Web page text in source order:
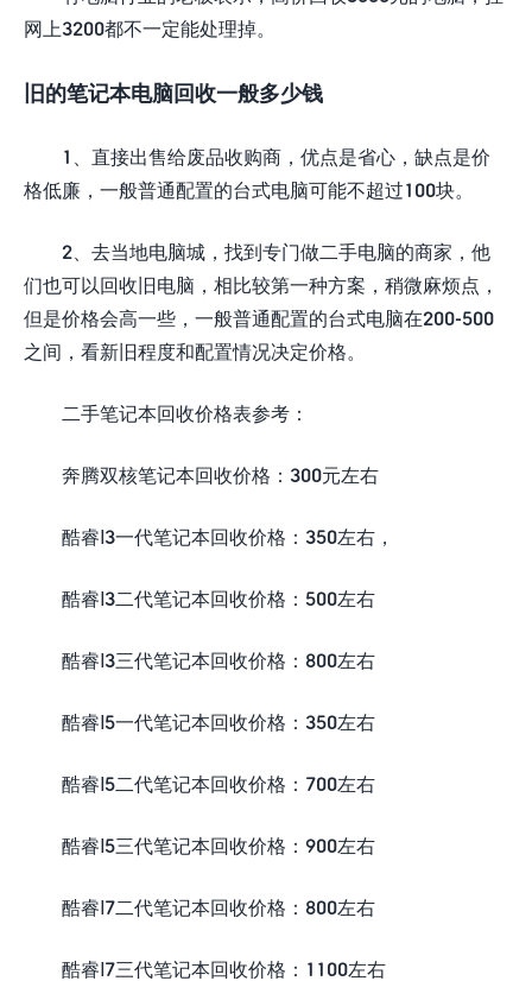
网上3200都不一定能处理掉。
旧的笔记本电脑回收一般多少钱
1、直接出售给废品收购商，优点是省心，缺点是价
格低廉，一般普通配置的台式电脑可能不超过100块。
2、去当地电脑城，找到专门做二手电脑的商家，他
们也可以回收旧电脑，相比较第一种方案，稍微麻烦点，
但是价格会高一些，一般普通配置的台式电脑在200-500
之间，看新旧程度和配置情况决定价格。
二手笔记本回收价格表参考：
奔腾双核笔记本回收价格：300元左右
酷睿I3一代笔记本回收价格：350左右，
酷睿I3二代笔记本回收价格：500左右
酷睿I3三代笔记本回收价格：800左右
酷睿I5一代笔记本回收价格：350左右
酷睿I5二代笔记本回收价格：700左右
酷睿I5三代笔记本回收价格：900左右
酷睿I7二代笔记本回收价格：800左右
酷睿I7三代笔记本回收价格：1100左右